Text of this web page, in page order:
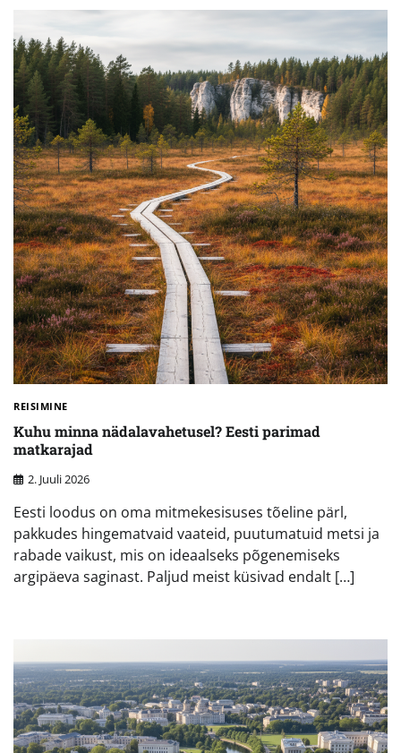
REISIMINE
Kuhu minna nädalavahetusel? Eesti parimad
matkarajad
2. Juuli 2026
Eesti loodus on oma mitmekesisuses tõeline pärl,
pakkudes hingematvaid vaateid, puutumatuid metsi ja
rabade vaikust, mis on ideaalseks põgenemiseks
argipäeva saginast. Paljud meist küsivad endalt […]